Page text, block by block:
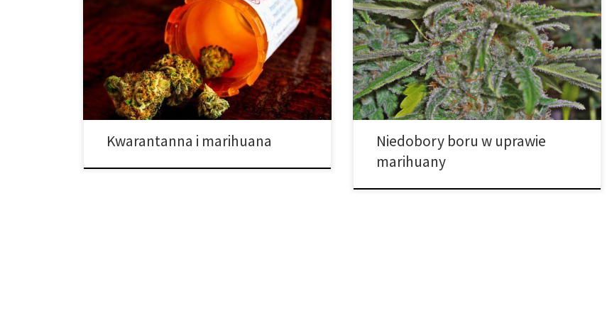
koronawirusa (COVID-19), prawdopodobnie znalazłeś
się w sytuacji wymagającej izolacji/ kwarantanny. Praca
w domu, niewychodzenie na zewnątrz, unikanie
tłumów… i brak możliwości przewidzenia przyszłości.
Co to wszystko oznacza dla tych, którzy używają
marihuany? Jak możesz uniknąć przenoszenia wirusa i
co powinieneś zrobić, jeśli jesteś tak […]
Kwarantanna i marihuana
zmniejszając końcowe zbiory. Ze względu na to, że
każdy hodowca chce uzyskać jak najlepszą wydajność
jak to możliwe, wczesne wykrycie niedoborów może
mieć ogromne znaczenie. Rośliny stosują bor do
transportu cukrów, metabolizowania azotu oraz
tworzenia białek. Ale co najważniejsze, jest on
stosowany z wapniem […]
Niedobory boru w uprawie
marihuany